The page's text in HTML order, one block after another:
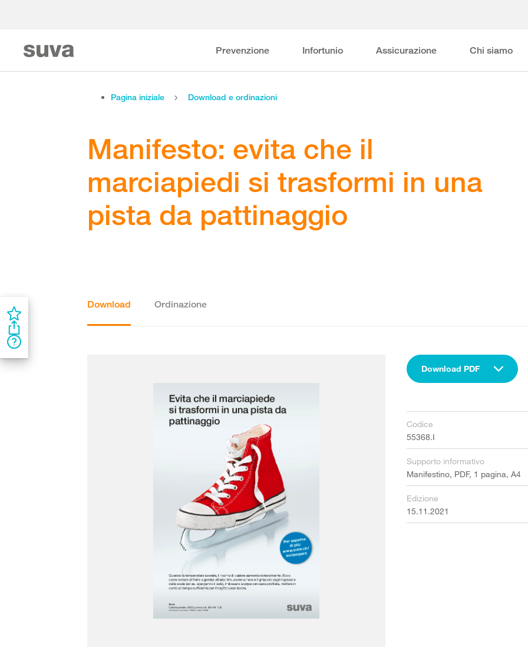
Prevenzione Infortunio Assicurazione Chi siamo
Pagina iniziale Download e ordinazioni
Manifesto: evita che il
marciapiedi si trasformi in una
pista da pattinaggio
Download Ordinazione
Download PDF
Codice
55368.I
Supporto informativo
Manifestino, PDF, 1 pagina, A4
Edizione
15.11.2021